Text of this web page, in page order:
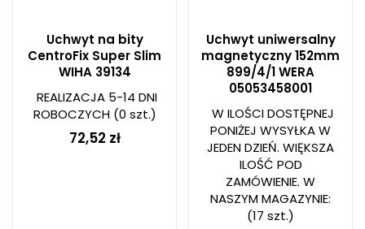
Uchwyt na bity
CentroFix Super Slim
WIHA 39134
REALIZACJA 5-14 DNI
ROBOCZYCH(0 szt.)
72,52 zł
Uchwyt uniwersalny
magnetyczny 152mm
899/4/1 WERA
05053458001
W ILOŚCI DOSTĘPNEJ
PONIŻEJ WYSYŁKA W
JEDEN DZIEŃ. WIĘKSZA
ILOŚĆ POD
ZAMÓWIENIE. W
NASZYM MAGAZYNIE:
(17 szt.)